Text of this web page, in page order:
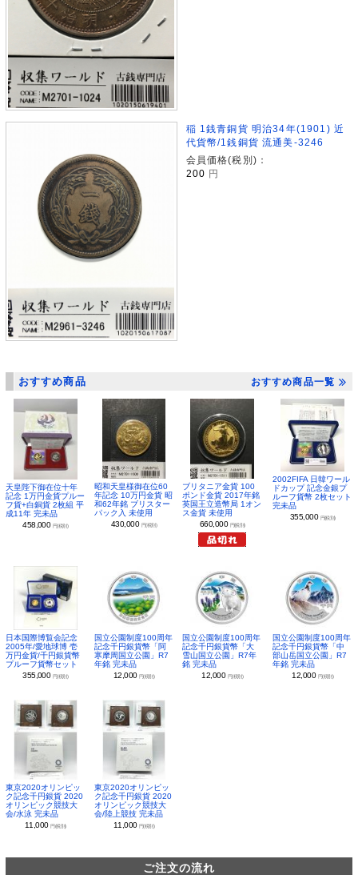
稲 1銭青銅貨 明治34年(1901) 近
代貨幣/1銭銅貨 流通美-3246
会員価格(税別)：
200 円
おすすめ商品 おすすめ商品一覧
天皇陛下御在位十年
記念 1万円金貨プルー
フ貨+白銅貨 2枚組 平
成11年 完未品
458,000 円(税別)
昭和天皇様御在位60
年記念 10万円金貨 昭
和62年銘 ブリスター
パック入 未使用
430,000 円(税別)
ブリタニア金貨 100
ポンド金貨 2017年銘
英国王立造幣局 1オン
ス金貨 未使用
660,000 円(税別)
2002FIFA 日韓ワール
ドカップ 記念金銀プ
ルーフ貨幣 2枚セット
完未品
355,000 円(税別)
日本国際博覧会記念
2005年/愛地球博 壱
万円金貨/千円銀貨幣
プルーフ貨幣セット
355,000 円(税別)
国立公園制度100周年
記念千円銀貨幣「阿
寒摩周国立公園」R7
年銘 完未品
12,000 円(税別)
国立公園制度100周年
記念千円銀貨幣「大
雪山国立公園」R7年
銘 完未品
12,000 円(税別)
国立公園制度100周年
記念千円銀貨幣「中
部山岳国立公園」R7
年銘 完未品
12,000 円(税別)
東京2020オリンピッ
ク記念千円銀貨 2020
オリンピック競技大
会/水泳 完未品
11,000円(税別)
東京2020オリンピッ
ク記念千円銀貨 2020
オリンピック競技大
会/陸上競技 完未品
11,000 円(税別)
ご注文の流れ